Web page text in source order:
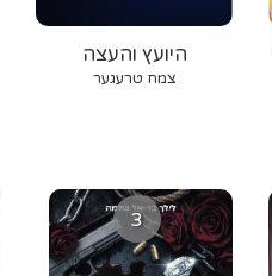
היועץ והעצה
צמח טרעגער
3